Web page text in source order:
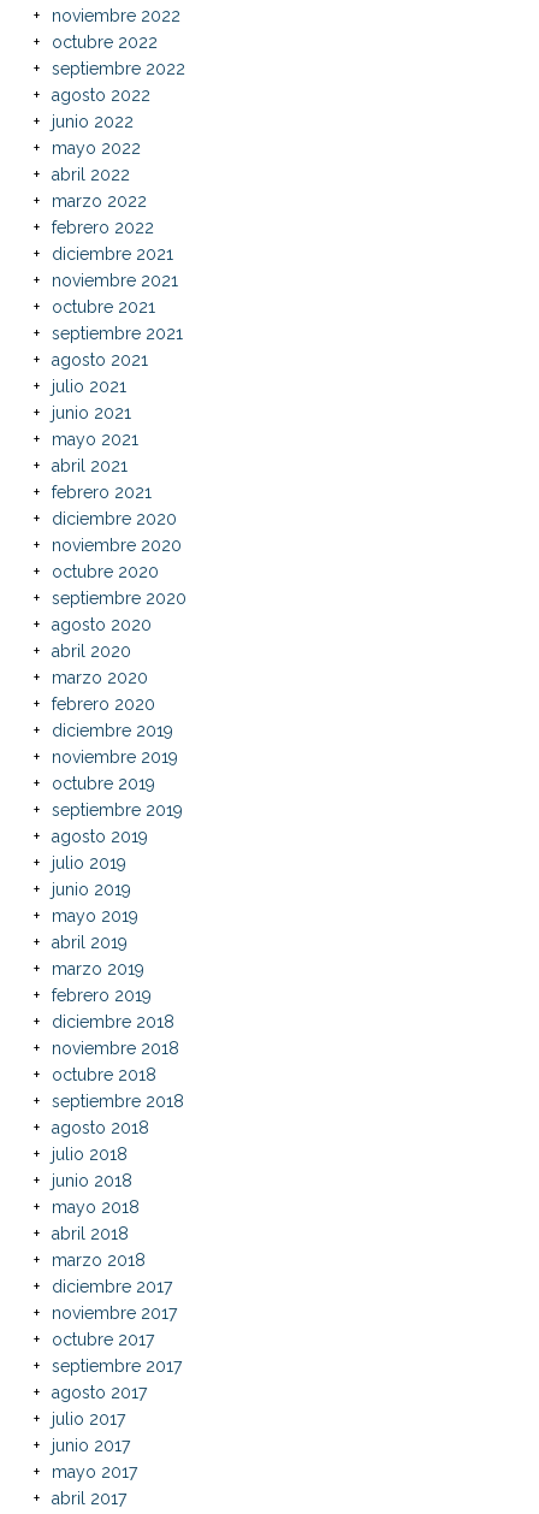
noviembre 2022
octubre 2022
septiembre 2022
agosto 2022
junio 2022
mayo 2022
abril 2022
marzo 2022
febrero 2022
diciembre 2021
noviembre 2021
octubre 2021
septiembre 2021
agosto 2021
julio 2021
junio 2021
mayo 2021
abril 2021
febrero 2021
diciembre 2020
noviembre 2020
octubre 2020
septiembre 2020
agosto 2020
abril 2020
marzo 2020
febrero 2020
diciembre 2019
noviembre 2019
octubre 2019
septiembre 2019
agosto 2019
julio 2019
junio 2019
mayo 2019
abril 2019
marzo 2019
febrero 2019
diciembre 2018
noviembre 2018
octubre 2018
septiembre 2018
agosto 2018
julio 2018
junio 2018
mayo 2018
abril 2018
marzo 2018
diciembre 2017
noviembre 2017
octubre 2017
septiembre 2017
agosto 2017
julio 2017
junio 2017
mayo 2017
abril 2017